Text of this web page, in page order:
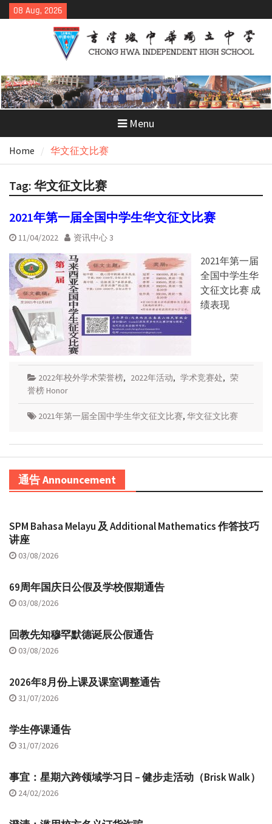
Skip
to
08 Aug, 2026
Menu
Home 华文征文比赛
Tag: 华文征文比赛
2021年第一届全国中学生华文征文比赛
11/04/2022 资讯中心 3
2021年第一届
全国中学生华
文征文比赛 成
绩表现
2022年校外学术荣誉榜, 2022年活动, 学术竞赛处, 荣
誉榜 Honor
2021年第一届全国中学生华文征文比赛, 华文征文比赛
通告 Announcement
SPM Bahasa Melayu 及 Additional Mathematics 作答技巧
讲座
03/08/2026
69周年国庆日公假及学校假期通告
03/08/2026
回教先知穆罕默德诞辰公假通告
03/08/2026
2026年8月份上课及课室调整通告
31/07/2026
学生停课通告
31/07/2026
事宜：星期六跨领域学习日 – 健步走活动（Brisk Walk）
24/02/2026